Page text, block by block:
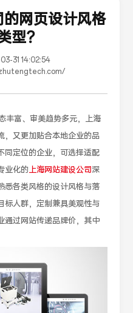
网页设计风格
型？
31 14:02:54
丰富、审美趋势多元，上海
，又更加贴合本地企业的品
同定位的企业，可选择适配
业化的上海网站建设公司深
悉各类风格的设计风格与落
标人群，定制兼具美观性与
通过网站传递品牌价，其中